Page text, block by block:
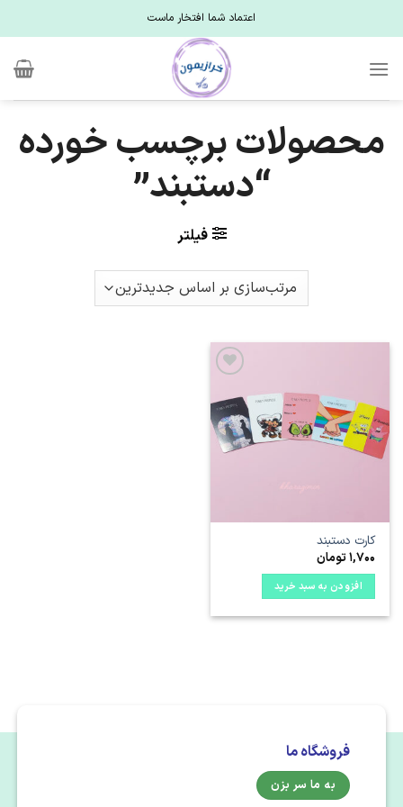
to
اعتماد شما افتخار ماست
محصولات برچسب خورده
“دستبند”
فیلتر
علاقه
مندی
ها
کارت دستبند
1,700تومان
افزودن به سبد خرید
فروشگاه ما
به ما سر بزن